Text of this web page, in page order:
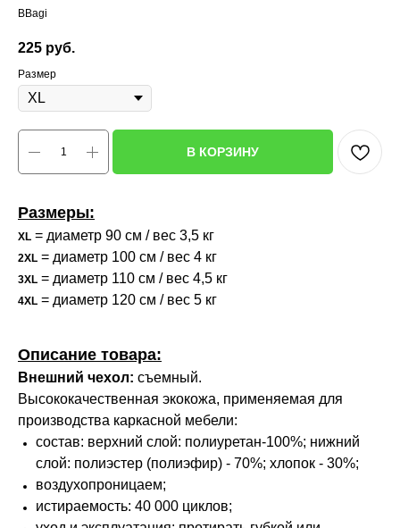
BBagi
225 руб.
Размер
В КОРЗИНУ
Размеры:
XL = диаметр 90 см / вес 3,5 кг
2XL = диаметр 100 см / вес 4 кг
3XL = диаметр 110 см / вес 4,5 кг
4XL = диаметр 120 см / вес 5 кг
Описание товара:
Внешний чехол: съемный.
Высококачественная экокожа, применяемая для
производства каркасной мебели:
состав: верхний слой: полиуретан-100%; нижний
слой: полиэстер (полиэфир) - 70%; хлопок - 30%;
воздухопроницаем;
истираемость: 40 000 циклов;